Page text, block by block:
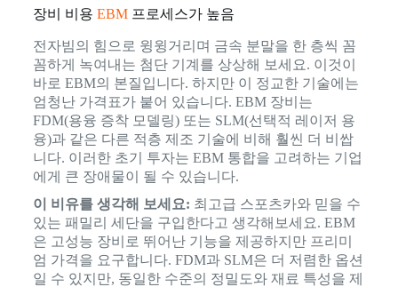
장비 비용 EBM프로세스가 높음
전자빔의 힘으로 윙윙거리며 금속 분말을 한 층씩 꼼
꼼하게 녹여내는 첨단 기계를 상상해 보세요. 이것이
바로 EBM의 본질입니다. 하지만 이 정교한 기술에는
엄청난 가격표가 붙어 있습니다. EBM 장비는
FDM(용융 증착 모델링) 또는 SLM(선택적 레이저 용
융)과 같은 다른 적층 제조 기술에 비해 훨씬 더 비쌉
니다. 이러한 초기 투자는 EBM 통합을 고려하는 기업
에게 큰 장애물이 될 수 있습니다.
이 비유를 생각해 보세요: 최고급 스포츠카와 믿을 수
있는 패밀리 세단을 구입한다고 생각해보세요. EBM
은 고성능 장비로 뛰어난 기능을 제공하지만 프리미
엄 가격을 요구합니다. FDM과 SLM은 더 저렴한 옵션
일 수 있지만, 동일한 수준의 정밀도와 재료 특성을 제